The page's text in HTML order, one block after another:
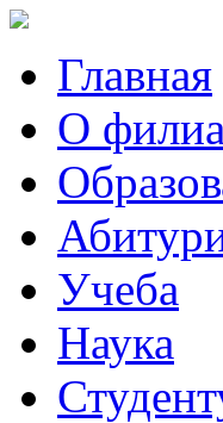
Главная
О
Учеба
Наука